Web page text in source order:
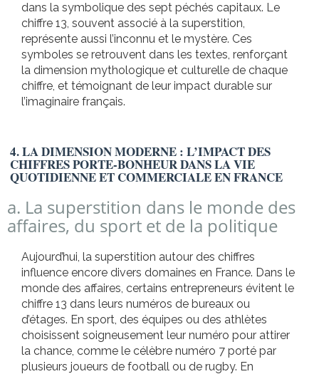
dans la symbolique des sept péchés capitaux. Le
chiffre 13, souvent associé à la superstition,
représente aussi l’inconnu et le mystère. Ces
symboles se retrouvent dans les textes, renforçant
la dimension mythologique et culturelle de chaque
chiffre, et témoignant de leur impact durable sur
l’imaginaire français.
4. LA DIMENSION MODERNE : L’IMPACT DES
CHIFFRES PORTE-BONHEUR DANS LA VIE
QUOTIDIENNE ET COMMERCIALE EN FRANCE
a. La superstition dans le monde des
affaires, du sport et de la politique
Aujourd’hui, la superstition autour des chiffres
influence encore divers domaines en France. Dans le
monde des affaires, certains entrepreneurs évitent le
chiffre 13 dans leurs numéros de bureaux ou
d’étages. En sport, des équipes ou des athlètes
choisissent soigneusement leur numéro pour attirer
la chance, comme le célèbre numéro 7 porté par
plusieurs joueurs de football ou de rugby. En